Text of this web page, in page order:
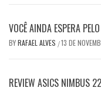
VOCÊ AINDA ESPERA
BYRAFAEL ALVES /13 DE
REVIEW ASICS NIMBUS 22